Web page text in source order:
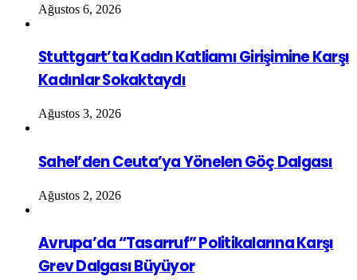
Ağustos 6, 2026
Stuttgart’ta Kadın Katliamı Girişimine Karşı
Kadınlar Sokaktaydı
Ağustos 3, 2026
Sahel’den Ceuta’ya Yönelen Göç Dalgası
Ağustos 2, 2026
Avrupa’da “Tasarruf” Politikalarına Karşı
Grev Dalgası Büyüyor